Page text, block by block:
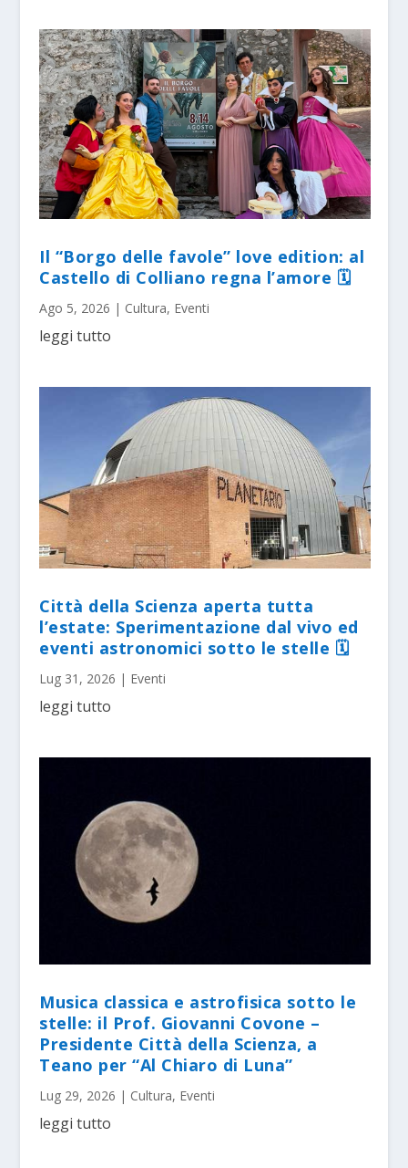
Il “Borgo delle favole” love edition: al
Castello di Colliano regna l’amore 🗓
Ago 5, 2026 | Cultura, Eventi
leggi tutto
Città della Scienza aperta tutta
l’estate: Sperimentazione dal vivo ed
eventi astronomici sotto le stelle 🗓
Lug 31, 2026 | Eventi
leggi tutto
Musica classica e astrofisica sotto le
stelle: il Prof. Giovanni Covone –
Presidente Città della Scienza, a
Teano per “Al Chiaro di Luna”
Lug 29, 2026 | Cultura, Eventi
leggi tutto